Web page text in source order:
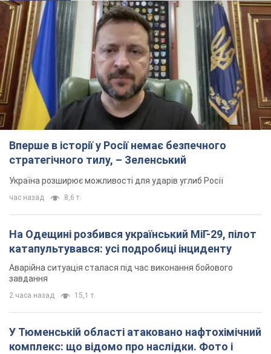
Вперше в історії у Росії немає безпечного
стратегічного тилу, – Зеленський
Україна розширює можливості для ударів углиб Росії
час назад 8,6 т.
На Одещині розбився український МіГ-29, пілот
катапультувався: усі подробиці інциденту
Аварійна ситуація сталася під час виконання бойового
завдання
2 часа назад 15,1 т.
У Тюменській області атаковано нафтохімічний
комплекс: що відомо про наслідки. Фото і